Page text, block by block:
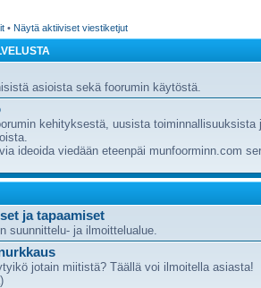
• Näytä aktiiviset viestiketjut
asioista sekä foorumin käytöstä.
kehityksestä, uusista toiminnallisuuksista
ideoida viedään eteenpäi munfoorminn.com
ja tapaamiset
suunnittelu- ja ilmoittelualue.
jotain miitistä? Täällä voi ilmoitella asiasta!